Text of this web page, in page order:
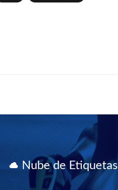
Nube de Etiquetas